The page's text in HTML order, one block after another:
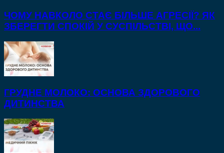
ЧОМУ НАВКОЛО СТАЄ БІЛЬШЕ АГРЕСІЇ? ЯК
ЗБЕРЕГТИ СПОКІЙ У СУСПІЛЬСТВІ, ЩО...
ГРУДНЕ МОЛОКО: ОСНОВА ЗДОРОВОГО
ДИТИНСТВА